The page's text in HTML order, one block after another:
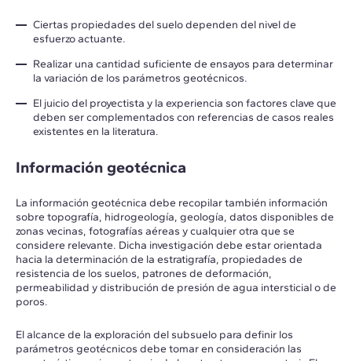
Ciertas propiedades del suelo dependen del nivel de
esfuerzo actuante.
Realizar una cantidad suficiente de ensayos para determinar
la variación de los parámetros geotécnicos.
El juicio del proyectista y la experiencia son factores clave que
deben ser complementados con referencias de casos reales
existentes en la literatura.
Información geotécnica
La información geotécnica debe recopilar también información
sobre topografía, hidrogeología, geología, datos disponibles de
zonas vecinas, fotografías aéreas y cualquier otra que se
considere relevante. Dicha investigación debe estar orientada
hacia la determinación de la estratigrafía, propiedades de
resistencia de los suelos, patrones de deformación,
permeabilidad y distribución de presión de agua intersticial o de
poros.
El alcance de la exploración del subsuelo para definir los
parámetros geotécnicos debe tomar en consideración las